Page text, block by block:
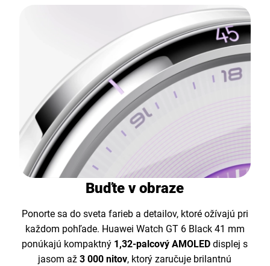
Buďte v obraze
Ponorte sa do sveta farieb a detailov, ktoré ožívajú pri
každom pohľade. Huawei Watch GT 6 Black 41 mm
ponúkajú kompaktný 1,32-palcový AMOLEDdisplej s
jasom až3 000 nitov, ktorý zaručuje brilantnú